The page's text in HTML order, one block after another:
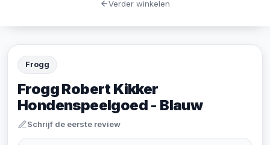
Frogg
Frogg Robert Kikker
Hondenspeelgoed - Blauw
Schrijf de eerste review
Verder winkelen